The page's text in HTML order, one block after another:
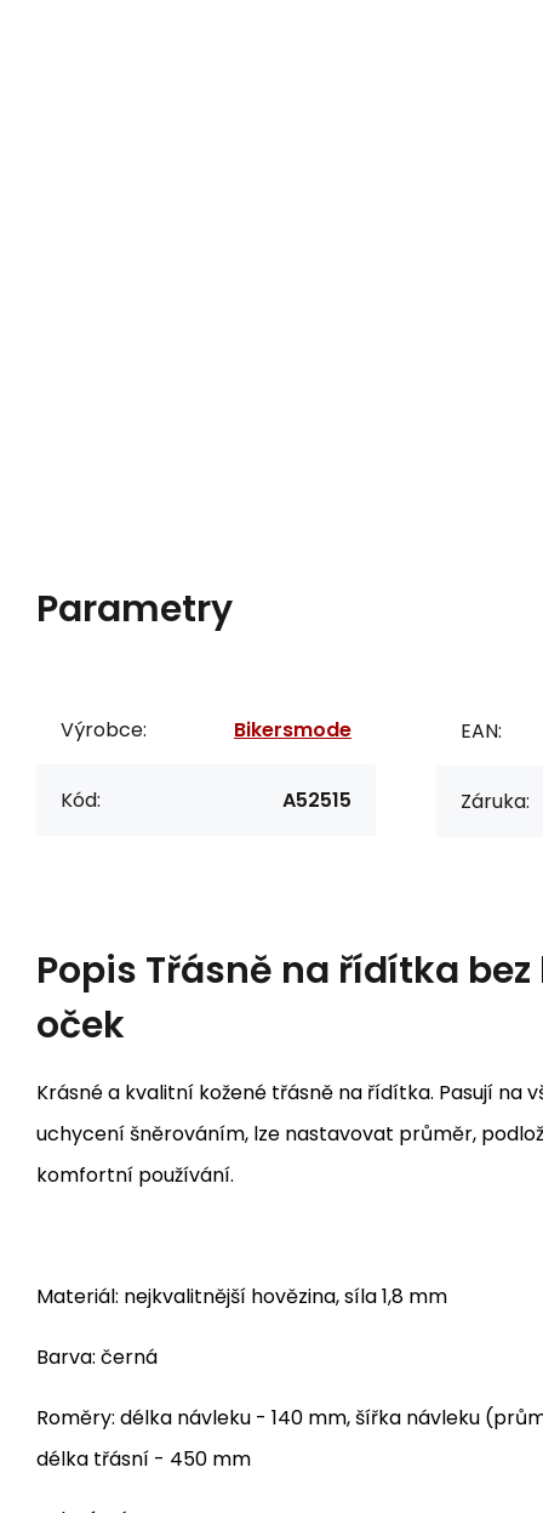
Parametry
Výrobce: Bikersmode
Kód: A52515
EAN:
Záruka:
Popis Třásně na řídítka
oček
Krásné a kvalitní kožené třásně na řídítka. Pasují na
uchycení šněrováním, lze nastavovat průměr,
komfortní používání.
Materiál: nejkvalitnější hovězina, síla 1,8 mm
Barva: černá
Roměry: délka návleku - 140 mm, šířka návleku
délka třásní - 450 mm